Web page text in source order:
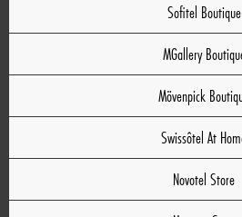
Sofitel Boutique
MGallery
Mövenpick
Swissôtel At
Novotel Store